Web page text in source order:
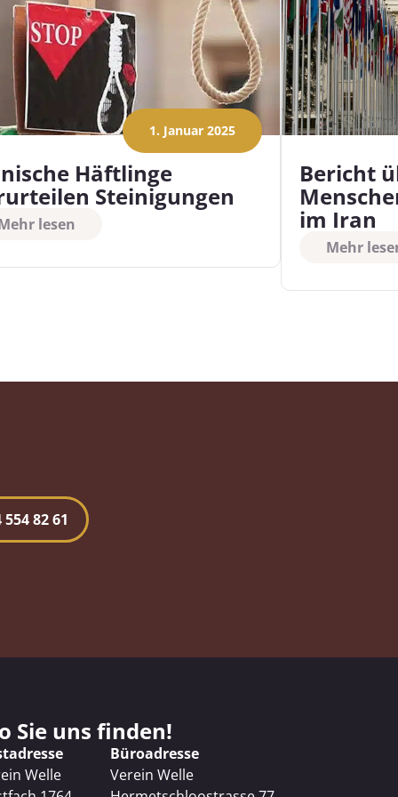
1. Januar 2025
Häftlinge
Steinigungen
lesen
Bericht
im Iran
Mehr
554 82 61
Sie uns finden!
Welle
Büroadresse
Verein Welle